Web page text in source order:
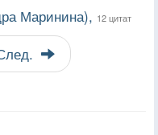
Маринина), 12 цитат